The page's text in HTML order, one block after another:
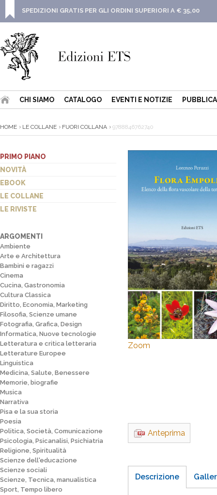
SPEDIZIONI GRATIS PER GLI ORDINI SUPERIORI A € 35,00
CHI SIAMO CATALOGO EVENTI E NOTIZIE
HOME LE COLLANE FUORI COLLANA 9788846762740
PRIMO PIANO
NOVITÀ
EBOOK
LE COLLANE
LE RIVISTE
ARGOMENTI
Ambiente
Arte e Architettura
Bambini e ragazzi
Cinema
Cucina, Gastronomia
Cultura Classica
Diritto, Economia, Marketing
Filosofia, Scienze umane
Fotografia, Grafica, Design
Informatica, Nuove tecnologie
Letteratura e critica letteraria
Letterature Europee
Linguistica
Medicina, Salute, Benessere
Memorie, biografie
Musica
Narrativa
Pisa e la sua storia
Poesia
Politica, Società, Comunicazione
Psicologia, Psicanalisi, Psichiatria
Religione, Spiritualità
Scienze dell'educazione
Scienze sociali
Scienze, Tecnica, manualistica
Sport, Tempo libero
Zoom
Anteprima
Descrizione